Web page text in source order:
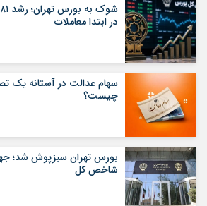
در ابتدا معاملات
سهام عدالت در آستانه یک
چیست؟
شاخص کل